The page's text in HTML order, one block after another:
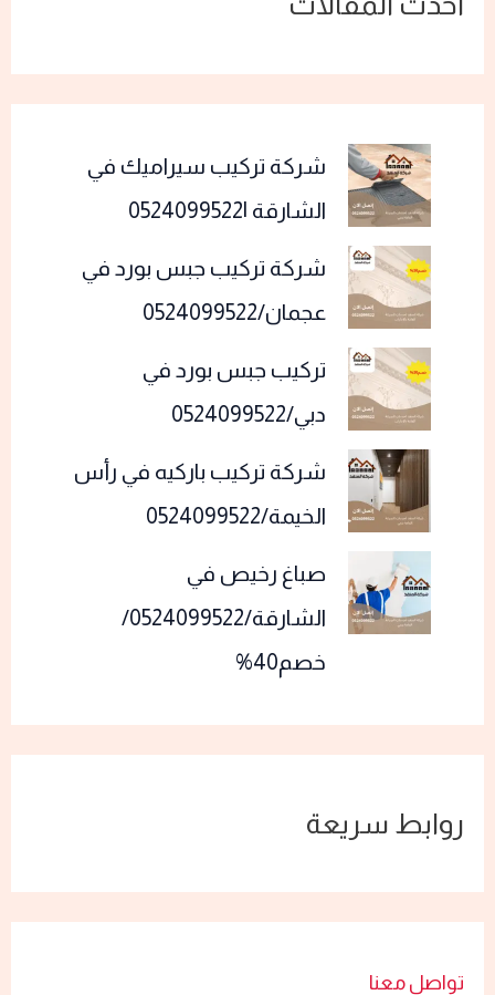
شركة تركيب سيراميك في
الشارقة |0524099522
شركة تركيب جبس بورد في
عجمان/0524099522
تركيب جبس بورد في
دبي/0524099522
شركة تركيب باركيه في رأس
الخيمة/0524099522
صباغ رخيص في
الشارقة/0524099522/
خصم40%
روابط سريعة
تواصل معنا